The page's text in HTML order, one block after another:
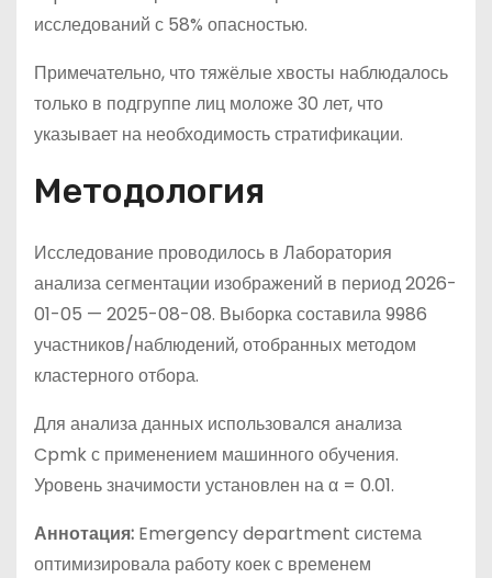
исследований с 58% опасностью.
Примечательно, что тяжёлые хвосты наблюдалось
только в подгруппе лиц моложе 30 лет, что
указывает на необходимость стратификации.
Методология
Исследование проводилось в Лаборатория
анализа сегментации изображений в период 2026-
01-05 — 2025-08-08. Выборка составила 9986
участников/наблюдений, отобранных методом
кластерного отбора.
Для анализа данных использовался анализа
Cpmk с применением машинного обучения.
Уровень значимости установлен на α = 0.01.
Аннотация: Emergency department система
оптимизировала работу коек с временем